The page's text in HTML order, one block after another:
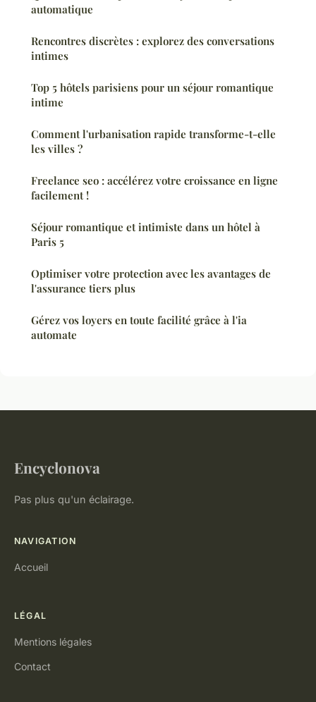
automatique
Rencontres discrètes : explorez des conversations
intimes
Top 5 hôtels parisiens pour un séjour romantique
intime
Comment l'urbanisation rapide transforme-t-elle
les villes ?
Freelance seo : accélérez votre croissance en ligne
facilement !
Séjour romantique et intimiste dans un hôtel à
Paris 5
Optimiser votre protection avec les avantages de
l'assurance tiers plus
Gérez vos loyers en toute facilité grâce à l'ia
automate
Encyclonova
Pas plus qu'un éclairage.
NAVIGATION
Accueil
LÉGAL
Mentions légales
Contact